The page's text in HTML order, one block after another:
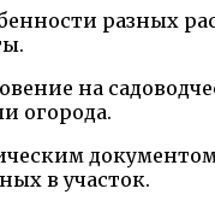
разных
на
огорода.
в участок.